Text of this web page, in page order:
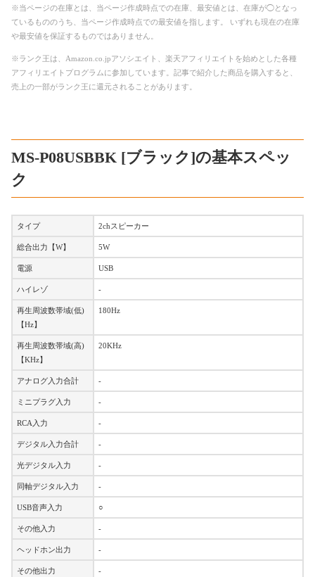
※当ページの在庫とは、当ページ作成時点での在庫、最安値とは、在庫が◯となっ
ているもののうち、当ページ作成時点での最安値を指します。 いずれも現在の在庫
や最安値を保証するものではありません。
※ランク王は、Amazon.co.jpアソシエイト、楽天アフィリエイトを始めとした各種
アフィリエイトプログラムに参加しています。記事で紹介した商品を購入すると、
売上の一部がランク王に還元されることがあります。
MS-P08USBBK [ブラック]の基本スペッ
ク
タイプ 2chスピーカー
総合出力【W】 5W
電源 USB
ハイレゾ -
再生周波数帯域(低)
【Hz】
180Hz
再生周波数帯域(高)
【KHz】
20KHz
アナログ入力合計 -
ミニプラグ入力 -
RCA入力 -
デジタル入力合計 -
光デジタル入力 -
同軸デジタル入力 -
USB音声入力 ○
その他入力 -
ヘッドホン出力 -
その他出力 -